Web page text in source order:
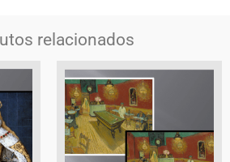
relacionados